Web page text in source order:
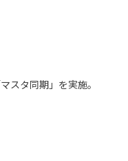
スタ同期」を実施。